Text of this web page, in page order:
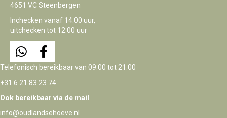
4651 VC Steenbergen
Inchecken vanaf 14:00 uur,
uitchecken tot 12:00 uur
Telefonisch bereikbaar van 09:00 tot 21:00
+31 6 21 83 23 74
Ook bereikbaar via de mail
info@oudlandsehoeve.nl